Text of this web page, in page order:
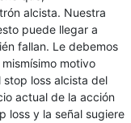
alcista. Nuestra
puede llegar a
fallan. Le debemos
motivo
stop loss alcista del
actual de la acción
loss y la señal sugiere